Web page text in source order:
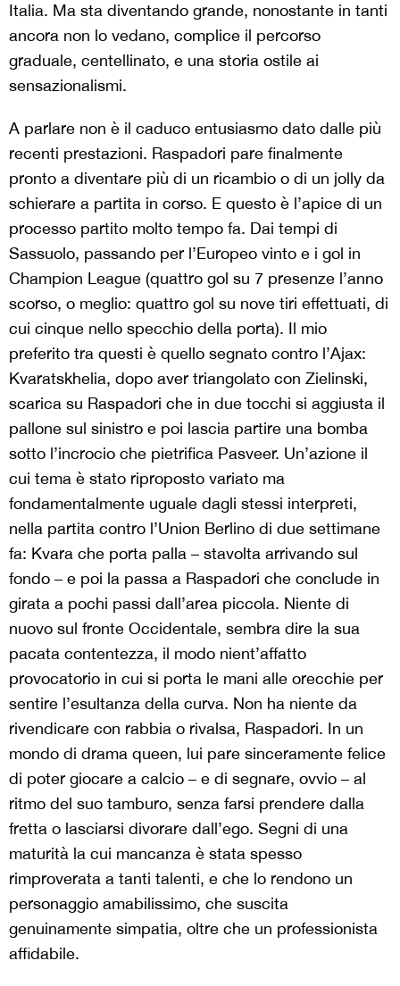
Italia. Ma sta diventando grande, nonostante in tanti
ancora non lo vedano, complice il percorso
graduale, centellinato, e una storia ostile ai
sensazionalismi.
A parlare non è il caduco entusiasmo dato dalle più
recenti prestazioni. Raspadori pare finalmente
pronto a diventare più di un ricambio o di un jolly da
schierare a partita in corso. E questo è l’apice di un
processo partito molto tempo fa. Dai tempi di
Sassuolo, passando per l’Europeo vinto e i gol in
Champion League (quattro gol su 7 presenze l’anno
scorso, o meglio: quattro gol su nove tiri effettuati, di
cui cinque nello specchio della porta). Il mio
preferito tra questi è quello segnato contro l’Ajax:
Kvaratskhelia, dopo aver triangolato con Zielinski,
scarica su Raspadori che in due tocchi si aggiusta il
pallone sul sinistro e poi lascia partire una bomba
sotto l’incrocio che pietrifica Pasveer. Un’azione il
cui tema è stato riproposto variato ma
fondamentalmente uguale dagli stessi interpreti,
nella partita contro l’Union Berlino di due settimane
fa: Kvara che porta palla – stavolta arrivando sul
fondo – e poi la passa a Raspadori che conclude in
girata a pochi passi dall’area piccola. Niente di
nuovo sul fronte Occidentale, sembra dire la sua
pacata contentezza, il modo nient’affatto
provocatorio in cui si porta le mani alle orecchie per
sentire l’esultanza della curva. Non ha niente da
rivendicare con rabbia o rivalsa, Raspadori. In un
mondo di drama queen, lui pare sinceramente felice
di poter giocare a calcio – e di segnare, ovvio – al
ritmo del suo tamburo, senza farsi prendere dalla
fretta o lasciarsi divorare dall’ego. Segni di una
maturità la cui mancanza è stata spesso
rimproverata a tanti talenti, e che lo rendono un
personaggio amabilissimo, che suscita
genuinamente simpatia, oltre che un professionista
affidabile.